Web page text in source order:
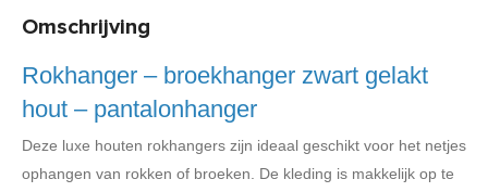
Omschrijving
Rokhanger – broekhanger zwart gelakt
hout – pantalonhanger
Deze luxe houten rokhangers zijn ideaal geschikt voor het netjes
ophangen van rokken of broeken. De kleding is makkelijk op te